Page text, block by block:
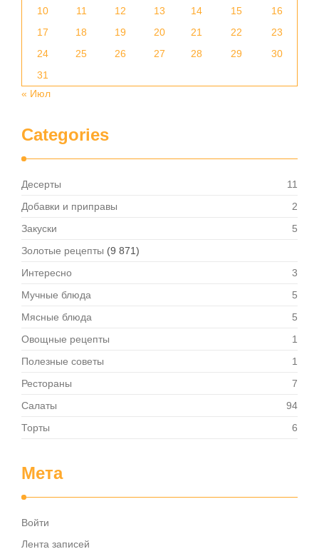
10
11 12 13 14 15
16
17
18 19 20 21 22
23
24
25 26 27 28 29
30
31
« Июл
Categories
Десерты
11
Добавки и приправы
2
Закуски
5
Золотые рецепты (9 871)
Интересно
3
Мучные блюда
5
Мясные блюда
5
Овощные рецепты
1
Полезные советы
1
Рестораны
7
Салаты
94
Торты
6
Мета
Войти
Лента записей